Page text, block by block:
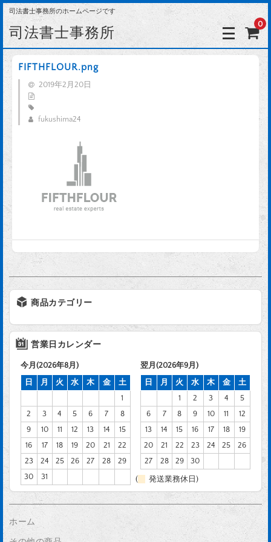
司法書士事務所のホームページです
司法書士事務所 0
FIFTHFLOUR.png
2019年2月20日
fukushima24
商品カテゴリー
営業日カレンダー
今月(2026年8月)
日
月 火 水 木 金
土
1
2
3 4 5 6 7
8
9
10 11 12 13 14
15
16
17 18 19 20 21
22
23
24 25 26 27 28
29
30
31
翌月(2026年9月)
日
月 火 水 木 金
土
1
2 3 4
5
6
7 8 9 10 11
12
13
14 15 16 17 18
19
20
21 22 23 24 25
26
27
28 29 30
( 発送業務休日)
ホーム